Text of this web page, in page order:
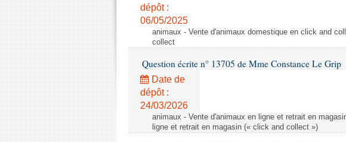
dépôt :
06/05/2025
animaux - Vente d'animaux domestique en click and
collect
Question écrite n° 13705 de Mme Constance Le Grip
Date de
dépôt :
24/03/2026
animaux - Vente d'animaux en ligne et retrait en
ligne et retrait en magasin (« click and collect »)